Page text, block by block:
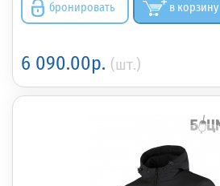
бронировать в корзину
6 090.00р. (шт.)